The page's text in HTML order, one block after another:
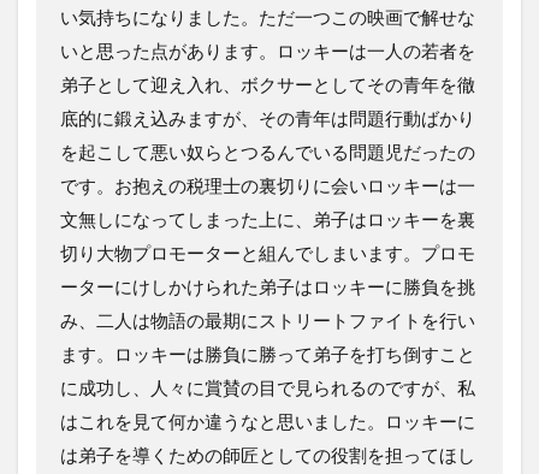
い気持ちになりました。ただ一つこの映画で解せな
いと思った点があります。ロッキーは一人の若者を
弟子として迎え入れ、ボクサーとしてその青年を徹
底的に鍛え込みますが、その青年は問題行動ばかり
を起こして悪い奴らとつるんでいる問題児だったの
です。お抱えの税理士の裏切りに会いロッキーは一
文無しになってしまった上に、弟子はロッキーを裏
切り大物プロモーターと組んでしまいます。プロモ
ーターにけしかけられた弟子はロッキーに勝負を挑
み、二人は物語の最期にストリートファイトを行い
ます。ロッキーは勝負に勝って弟子を打ち倒すこと
に成功し、人々に賞賛の目で見られるのですが、私
はこれを見て何か違うなと思いました。ロッキーに
は弟子を導くための師匠としての役割を担ってほし